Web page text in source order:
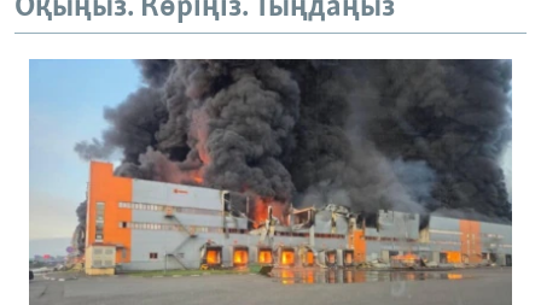
Оқыңыз. Көріңіз. Тыңдаңыз